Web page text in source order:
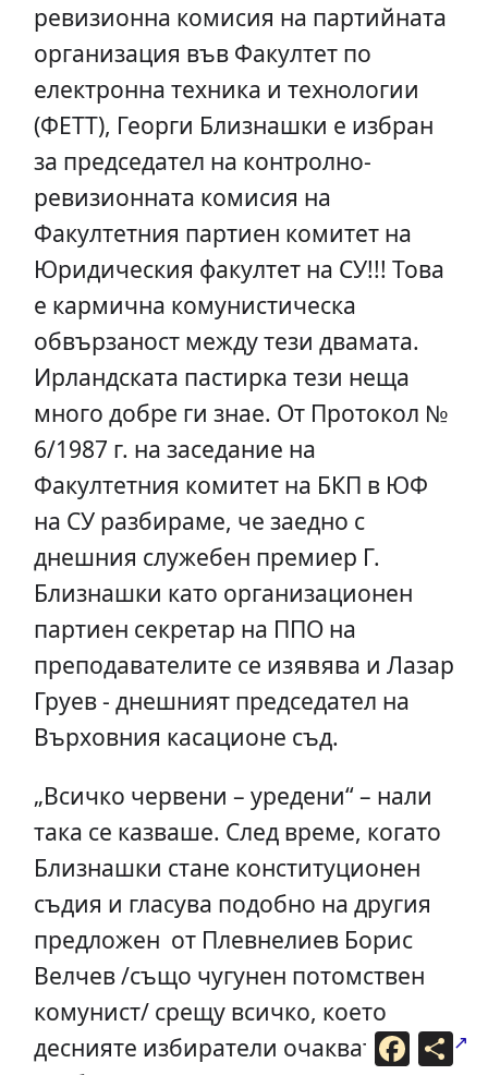
ревизионна комисия на партийната
организация във Факултет по
електронна техника и технологии
(ФЕТТ), Георги Близнашки е избран
за председател на контролно-
ревизионната комисия на
Факултетния партиен комитет на
Юридическия факултет на СУ!!! Това
е кармична комунистическа
обвързаност между тези двамата.
Ирландската пастирка тези неща
много добре ги знае. От Протокол №
6/1987 г. на заседание на
Факултетния комитет на БКП в ЮФ
на СУ разбираме, че заедно с
днешния служебен премиер Г.
Близнашки като организационен
партиен секретар на ППО на
преподавателите се изявява и Лазар
Груев - днешният председател на
Върховния касационе съд.
„Всичко червени – уредени“ – нали
така се казваше. След време, когато
Близнашки стане конституционен
съдия и гласува подобно на другия
предложен от Плевнелиев Борис
Велчев /също чугунен потомствен
комунист/ срещу всичко, което
деснияте избиратели очакват, ще се
F
a
С
п